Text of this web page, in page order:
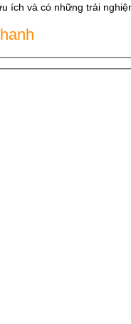
ích và có những trải